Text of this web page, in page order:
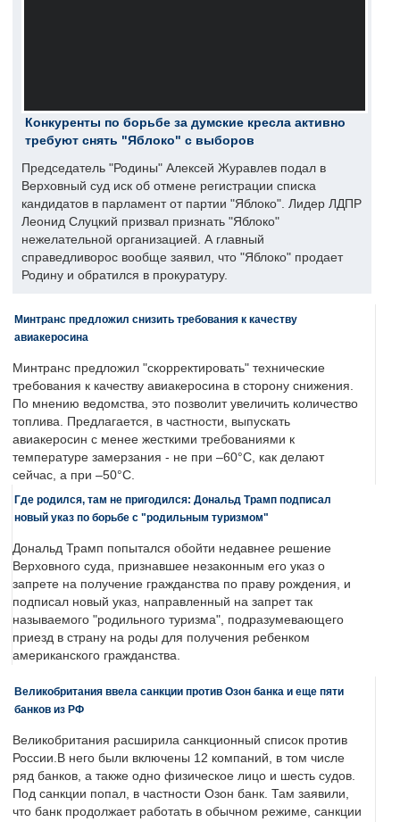
Конкуренты по борьбе за думские кресла активно
требуют снять "Яблоко" с выборов
Председатель "Родины" Алексей Журавлев подал в
Верховный суд иск об отмене регистрации списка
кандидатов в парламент от партии "Яблоко". Лидер ЛДПР
Леонид Слуцкий призвал признать "Яблоко"
нежелательной организацией. А главный
справедливорос вообще заявил, что "Яблоко" продает
Родину и обратился в прокуратуру.
Минтранс предложил снизить требования к качеству
авиакеросина
Минтранс предложил "скорректировать" технические
требования к качеству авиакеросина в сторону снижения.
По мнению ведомства, это позволит увеличить количество
топлива. Предлагается, в частности, выпускать
авиакеросин с менее жесткими требованиями к
температуре замерзания - не при –60°C, как делают
сейчас, а при –50°C.
Где родился, там не пригодился: Дональд Трамп подписал
новый указ по борьбе с "родильным туризмом"
Дональд Трамп попытался обойти недавнее решение
Верховного суда, признавшее незаконным его указ о
запрете на получение гражданства по праву рождения, и
подписал новый указ, направленный на запрет так
называемого "родильного туризма", подразумевающего
приезд в страну на роды для получения ребенком
американского гражданства.
Великобритания ввела санкции против Озон банка и еще пяти
банков из РФ
Великобритания расширила санкционный список против
России.В него были включены 12 компаний, в том числе
ряд банков, а также одно физическое лицо и шесть судов.
Под санкции попал, в частности Озон банк. Там заявили,
что банк продолжает работать в обычном режиме, санкции